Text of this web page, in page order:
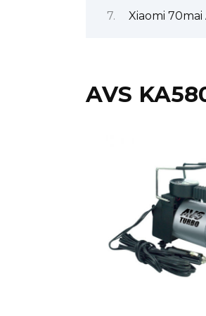
Xiaomi 70mai
AVS